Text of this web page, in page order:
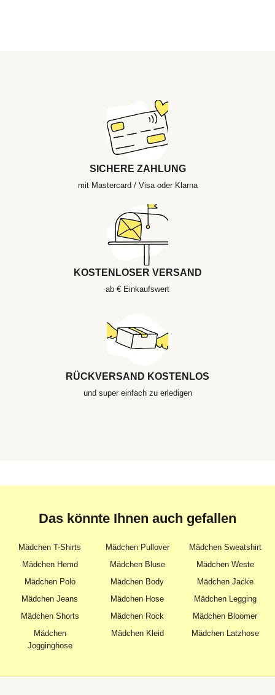
SICHERE ZAHLUNG
mit Mastercard / Visa oder Klarna
KOSTENLOSER VERSAND
ab € Einkaufswert
RÜCKVERSAND KOSTENLOS
und super einfach zu erledigen
Das könnte Ihnen auch gefallen
Mädchen T-Shirts Mädchen Pullover
Mädchen Sweatshirt
Mädchen Hemd
Mädchen Bluse
Mädchen Weste
Mädchen Polo
Mädchen Body
Mädchen Jacke
Mädchen Jeans
Mädchen Hose
Mädchen Legging
Mädchen Shorts
Mädchen Rock
Mädchen Bloomer
Mädchen
Jogginghose
Mädchen Kleid Mädchen Latzhose